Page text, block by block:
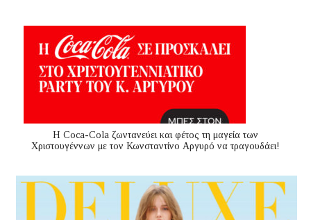
Η Coca-Cola ζωντανεύει και φέτος τη μαγεία των
Χριστουγέννων με τον Κωνσταντίνο Αργυρό να τραγουδάει!